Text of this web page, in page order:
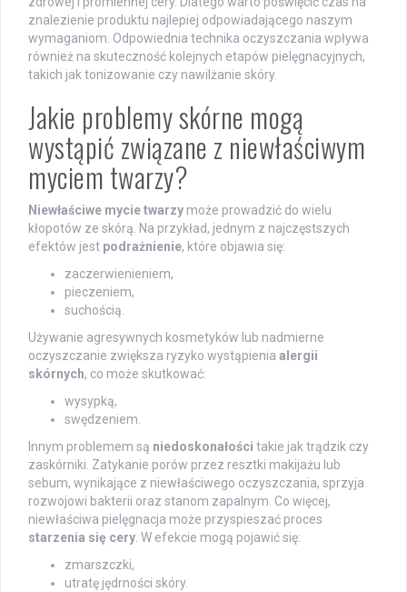
znalezienie produktu najlepiej odpowiadającego naszym
wymaganiom. Odpowiednia technika oczyszczania wpływa
również na skuteczność kolejnych etapów pielęgnacyjnych,
takich jak tonizowanie czy nawilżanie skóry.
Jakie problemy skórne mogą
wystąpić związane z niewłaściwym
myciem twarzy?
Niewłaściwe mycie twarzy może prowadzić do wielu
kłopotów ze skórą. Na przykład, jednym z najczęstszych
efektów jest podrażnienie, które objawia się:
zaczerwienieniem,
pieczeniem,
suchością.
Używanie agresywnych kosmetyków lub nadmierne
oczyszczanie zwiększa ryzyko wystąpienia alergii
skórnych, co może skutkować:
wysypką,
swędzeniem.
Innym problemem są niedoskonałości takie jak trądzik czy
zaskórniki. Zatykanie porów przez resztki makijażu lub
sebum, wynikające z niewłaściwego oczyszczania, sprzyja
rozwojowi bakterii oraz stanom zapalnym. Co więcej,
niewłaściwa pielęgnacja może przyspieszać proces
starzenia się cery. W efekcie mogą pojawić się:
zmarszczki,
utratę jędrności skóry.